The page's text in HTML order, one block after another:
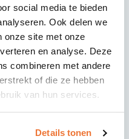
social media te bieden
Ook delen we
onze site met onze
en analyse. Deze
combineren met andere
of die ze hebben
van hun services.
Details tonen